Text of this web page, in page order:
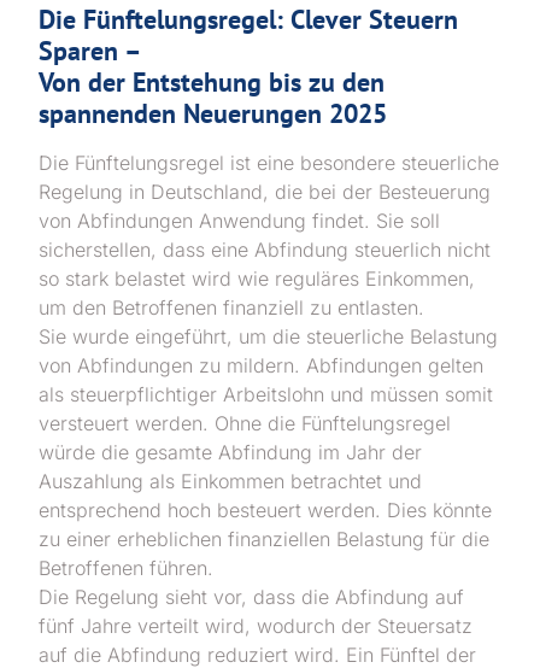
Die Fünftelungsregel: Clever Steuern
Sparen –
Von der Entstehung bis zu den
spannenden Neuerungen 2025
Die Fünftelungsregel ist eine besondere steuerliche
Regelung in Deutschland, die bei der Besteuerung
von Abfindungen Anwendung findet. Sie soll
sicherstellen, dass eine Abfindung steuerlich nicht
so stark belastet wird wie reguläres Einkommen,
um den Betroffenen finanziell zu entlasten.
Sie wurde eingeführt, um die steuerliche Belastung
von Abfindungen zu mildern. Abfindungen gelten
als steuerpflichtiger Arbeitslohn und müssen somit
versteuert werden. Ohne die Fünftelungsregel
würde die gesamte Abfindung im Jahr der
Auszahlung als Einkommen betrachtet und
entsprechend hoch besteuert werden. Dies könnte
zu einer erheblichen finanziellen Belastung für die
Betroffenen führen.
Die Regelung sieht vor, dass die Abfindung auf
fünf Jahre verteilt wird, wodurch der Steuersatz
auf die Abfindung reduziert wird. Ein Fünftel der